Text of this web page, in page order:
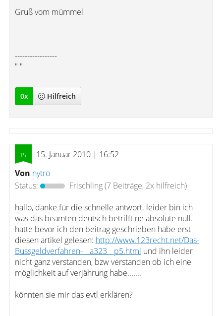
Gruß vom mümmel
-----------------
" "
0x Hilfreich
15. Januar 2010 | 16:52
Von nytro
Status:
Frischling(7 Beiträge, 2x hilfreich)
hallo, danke für die schnelle antwort. leider bin ich
was das beamten deutsch betrifft ne absolute null.
hatte bevor ich den beitrag geschrieben habe erst
diesen artikel gelesen: http://www.123recht.net/Das-
Bussgeldverfahren-__a323__p5.html und ihn leider
nicht ganz verstanden, bzw verstanden ob ich eine
möglichkeit auf verjährung habe.......
könnten sie mir das evtl erklären?